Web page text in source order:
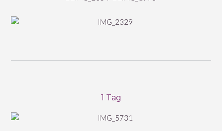
1 Tag